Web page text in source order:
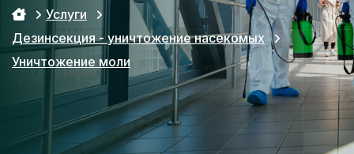
Услуги
Дезинсекция - уничтожение насекомых
Уничтожение моли